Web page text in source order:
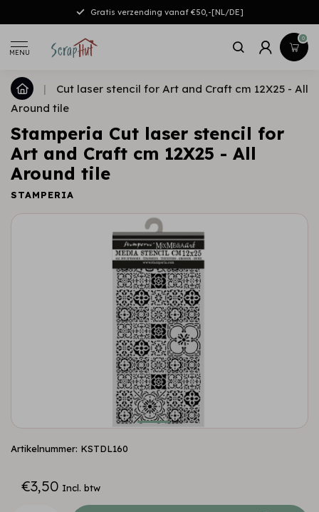
Gratis verzending vanaf €50,-[NL/DE]
MENU
0
|
Cut laser stencil for Art and Craft cm 12X25 - All
Around tile
Stamperia Cut laser stencil for
Art and Craft cm 12X25 - All
Around tile
STAMPERIA
Artikelnummer: KSTDL160
€3,50 Incl. btw